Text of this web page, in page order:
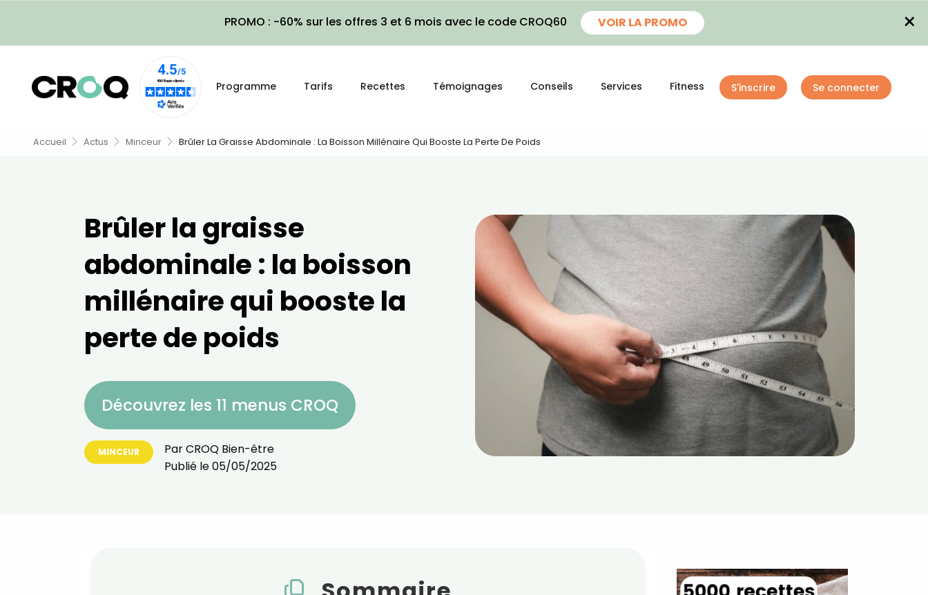
PROMO : -60% sur les offres 3 et 6 mois avec le code CROQ60 VOIR LA PROMO ×
Programme Tarifs Recettes Témoignages Conseils Services Fitness S'inscrire Se connecter
Accueil Actus Minceur Brûler La Graisse Abdominale : La Boisson Millénaire Qui Booste La Perte De Poids
Brûler la graisse
abdominale : la boisson
millénaire qui booste la
perte de poids
Découvrez les 11 menus CROQ
MINCEUR ParCROQ Bien-être
Publié le05/05/2025